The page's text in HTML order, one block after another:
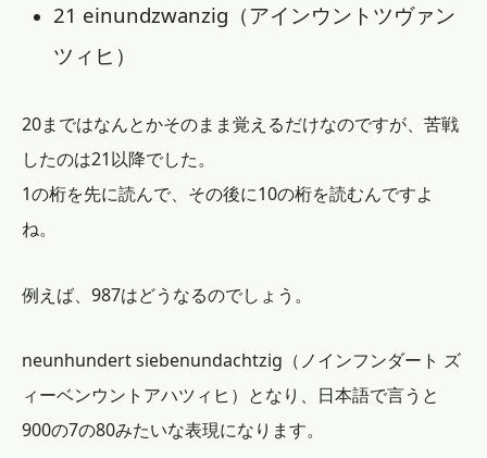
21 einundzwanzig（アインウントツヴァン
ツィヒ）
20まではなんとかそのまま覚えるだけなのですが、苦戦
したのは21以降でした。
1の桁を先に読んで、その後に10の桁を読むんですよ
ね。
例えば、987はどうなるのでしょう。
neunhundert siebenundachtzig（ノインフンダート ズ
ィーベンウントアハツィヒ）となり、日本語で言うと
900の7の80みたいな表現になります。